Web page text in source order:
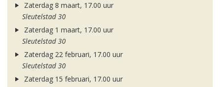
Zaterdag 8 maart, 17.00 uur
Sleutelstad 30
Zaterdag 1 maart, 17.00 uur
Sleutelstad 30
Zaterdag 22 februari, 17.00 uur
Sleutelstad 30
Zaterdag 15 februari, 17.00 uur